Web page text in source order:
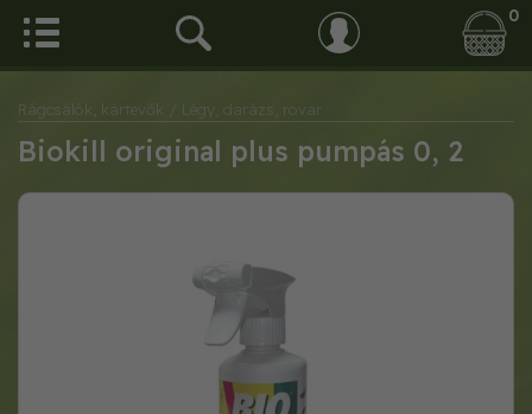
0
Rágcsálók, kártevők / Légy, darázs, rovar
Biokill original plus pumpás 0, 2